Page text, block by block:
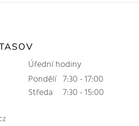
Úřední hodiny
Pondělí 7:30 - 17:00
Středa
7:30 - 15:00